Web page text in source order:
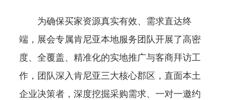
为确保买家资源真实有效、需求直达终
端，展会专属肯尼亚本地服务团队开展了高密
度、全覆盖、精准化的实地推广与客商拜访工
作，团队深入肯尼亚三大核心郡区，直面本土
企业决策者，深度挖掘采购需求、一对一邀约